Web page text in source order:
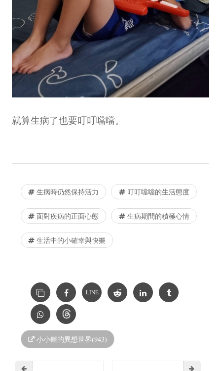
就算生病了也要叮叮噹噹。
生病時仍然保持活力 叮叮噹噹的生活態度
面對疾病的正面心態 生病期間的積極心情
生活中的小確幸與快樂
LINE
小小鍾的異想世界(943)